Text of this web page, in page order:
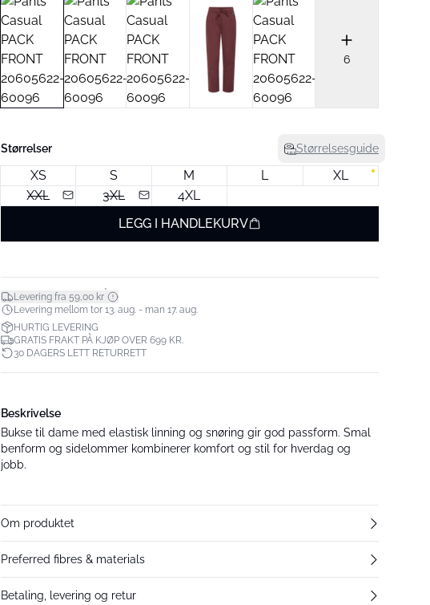
6
Størrelser Størrelsesguide
XS S M L
XL
XXL
3XL
4XL
LEGG I HANDLEKURV
Levering fra 59,00 kr*
Levering mellom tor 13. aug. - man 17. aug.
HURTIG LEVERING
GRATIS FRAKT PÅ KJØP OVER 699 KR.
30 DAGERS LETT RETURRETT
Beskrivelse
Bukse til dame med elastisk linning og snøring gir god passform. Smal
benform og sidelommer kombinerer komfort og stil for hverdag og
jobb.
Om produktet
Preferred fibres & materials
Betaling, levering og retur